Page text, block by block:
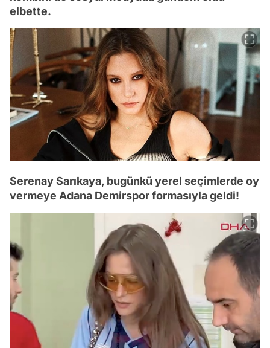
elbette.
Serenay Sarıkaya, bugünkü yerel seçimlerde oy
vermeye Adana Demirspor formasıyla geldi!